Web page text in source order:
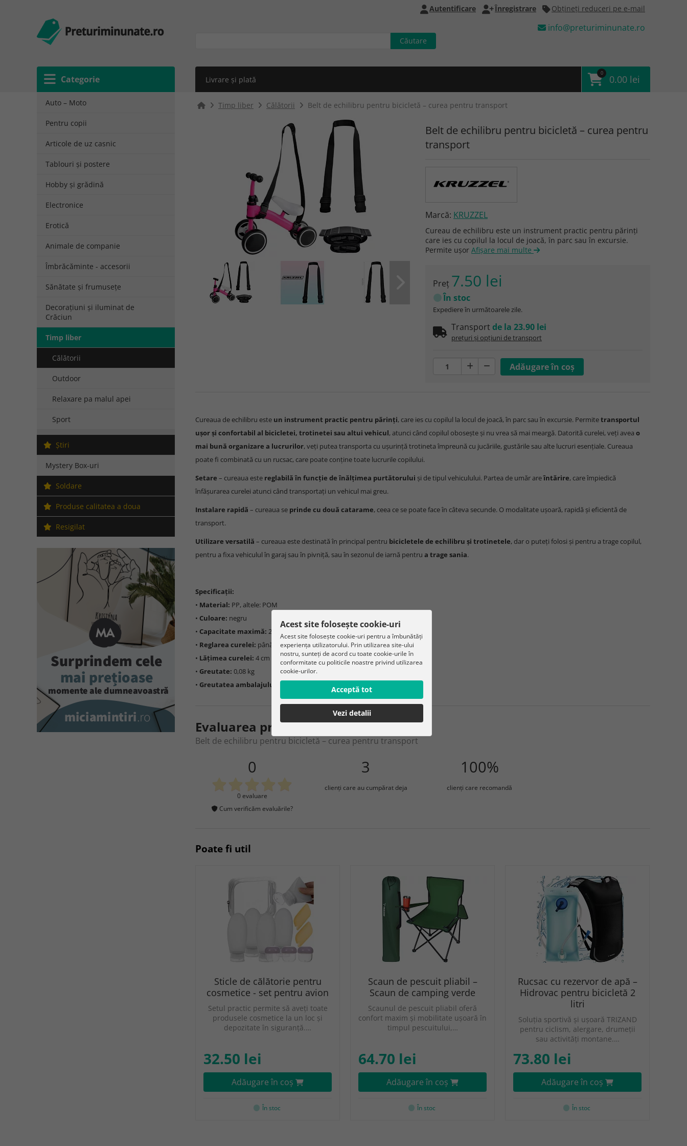
Categorie
Autentificare Înregistrare Obţineţi reduceri pe e-mail
info@preturiminunate.ro
Livrare și plată
0
0.00 lei
Auto – Moto
Pentru copii
Articole de uz casnic
Tablouri și postere
Hobby și grădină
Electronice
Erotică
Animale de companie
Îmbrăcăminte - accesorii
Sănătate și frumusețe
Decorațiuni și iluminat de
Crăciun
Timp liber
Călătorii
Outdoor
Relaxare pa malul apei
Sport
Ştiri
Mystery Box-uri
Soldare
Produse calitatea a doua
Resigilat
Timp liber Călătorii Belt de echilibru pentru bicicletă – curea pentru transport
Belt de echilibru pentru bicicletă – curea pentru
transport
Marcă: KRUZZEL
Cureau de echilibru este un instrument practic pentru părinți
care ies cu copilul la locul de joacă, în parc sau în excursie.
Permite ușor Afişare mai multe
Preţ 7.50 lei
În stoc
Expediere în următoarele zile.
Transport de la 23.90 lei
prețuri și opțiuni de transport
Cureaua de echilibru este un instrument practic pentru părinți, care ies cu copilul la locul de joacă, în parc sau în excursie. Permitetransportul
ușor și confortabil al bicicletei, trotinetei sau altui vehicul, atunci când copilul obosește și nu vrea să mai meargă. Datorită curelei, veți avea o
mai bună organizare a lucrurilor, veți putea transporta cu ușurință trotineta împreună cu jucăriile, gustările sau alte lucruri esențiale. Cureaua
poate fi combinată cu un rucsac, care poate conține toate lucrurile copilului.
Setare – cureaua este reglabilă în funcție de înălțimea purtătorului și de tipul vehiculului. Partea de umăr areîntărire, care împiedică
înfășurarea curelei atunci când transportați un vehicul mai greu.
Instalare rapidă – cureaua se prinde cu două catarame, ceea ce se poate face în câteva secunde. O modalitate ușoară, rapidă și eficientă de
transport.
Utilizare versatilă – cureaua este destinată în principal pentru bicicletele de echilibru și trotinetele, dar o puteți folosi și pentru a trage copilul,
pentru a fixa vehiculul în garaj sau în pivniță, sau în sezonul de iarnă pentru a trage sania.
Specificații:
• Material: PP, altele: POM
• Culoare: negru
• Capacitate maximă: 25 kg
• Reglarea curelei: până la 135 cm
• Lățimea curelei: 4 cm
• Greutate: 0,08 kg
• Greutatea ambalajului: 0,1 kg
Evaluarea produsului
Belt de echilibru pentru bicicletă – curea pentru transport
0
0 evaluare
Cum verificăm evaluările?
3
clienţi care au cumpărat deja
100%
clienţi care recomandă
Poate fi util
Sticle de călătorie pentru
cosmetice - set pentru avion
Setul practic permite să aveți toate
produsele cosmetice la un loc și
depozitate în siguranță.…
32.50 lei
Adăugare în coş
În stoc
Scaun de pescuit pliabil –
Scaun de camping verde
Scaunul de pescuit pliabil oferă
confort maxim și mobilitate ușoară în
timpul pescuitului,…
64.70 lei
Adăugare în coş
În stoc
Rucsac cu rezervor de apă –
Hidrovac pentru bicicletă 2
litri
Soluția sportivă și ușoară TRIZAND
pentru ciclism, alergare, drumeții
sau activități montane.…
73.80 lei
Adăugare în coş
În stoc
Acest site folosește cookie-uri
Acest site folosește cookie-uri pentru a îmbunătăți
experiența utilizatorului. Prin utilizarea site-ului
nostru, sunteți de acord cu toate cookie-urile în
conformitate cu politicile noastre privind utilizarea
cookie-urilor.
Acceptă tot
Vezi detalii